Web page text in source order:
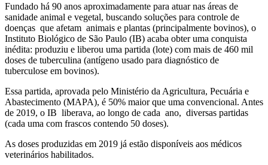
Fundado há 90 anos aproximadamente para atuar nas áreas de
sanidade animal e vegetal, buscando soluções para controle de
doenças que afetam animais e plantas (principalmente bovinos), o
Instituto Biológico de São Paulo (IB) acaba obter uma conquista
inédita: produziu e liberou uma partida (lote) com mais de 460 mil
doses de tuberculina (antígeno usado para diagnóstico de
tuberculose em bovinos).
Essa partida, aprovada pelo Ministério da Agricultura, Pecuária e
Abastecimento (MAPA), é 50% maior que uma convencional. Antes
de 2019, o IB liberava, ao longo de cada ano, diversas partidas
(cada uma com frascos contendo 50 doses).
As doses produzidas em 2019 já estão disponíveis aos médicos
veterinários habilitados.